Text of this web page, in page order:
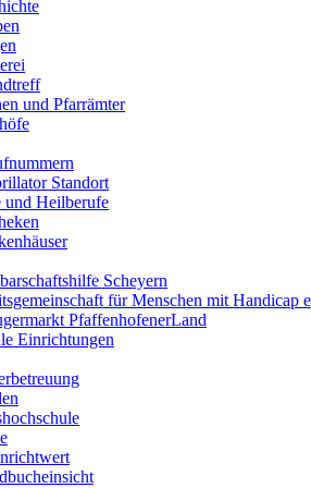
und Pfarrämter
Standort
und Heilberufe
Scheyern
für Menschen mit Handicap
PfaffenhofenerLand
Einrichtungen